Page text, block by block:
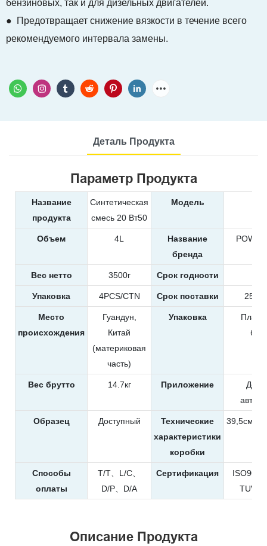
бензиновых, так и для дизельных двигателей.
● Предотвращает снижение вязкости в течение всего
рекомендуемого интервала замены.
Деталь Продукта
Параметр Продукта
Название
продукта
Синтетическая
смесь 20 Вт50
Модель
Объем 4L
Название
бренда
Вес нетто 3500г Срок годности
Упаковка 4PCS/CTN Срок поставки 25-
Место
происхождения
Гуандун,
Китай
(материковая
часть)
Упаковка
Вес брутто 14.7кг Приложение
Образец Доступный
Технические
характеристики
коробки
Способы
оплаты
T/T、L/C、
D/P、D/A
Сертификация
TUV、
Описание Продукта